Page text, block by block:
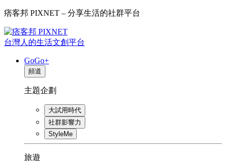
痞客邦 PIXNET – 分享生活的社群平台
台灣人的生活文創平台
GoGo+
頻道
主題企劃
大試用時代
社群影響力
StyleMe
旅遊